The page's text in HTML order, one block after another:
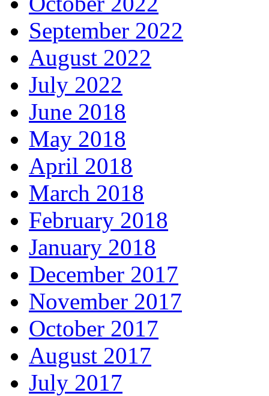
September 2022
August 2022
July 2022
June 2018
May 2018
April 2018
March 2018
February 2018
January 2018
December 2017
November 2017
October 2017
August 2017
July 2017